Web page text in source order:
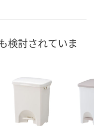
検討されていま